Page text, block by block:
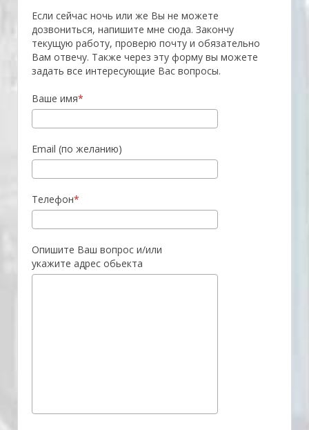
Если сейчас ночь или же Вы не можете
дозвониться, напишите мне сюда. Закончу
текущую работу, проверю почту и обязательно
Вам отвечу. Также через эту форму вы можете
задать все интересующие Вас вопросы.
Ваше имя
Email (по желанию)
Телефон
Опишите Ваш вопрос и/или
укажите адрес обьекта